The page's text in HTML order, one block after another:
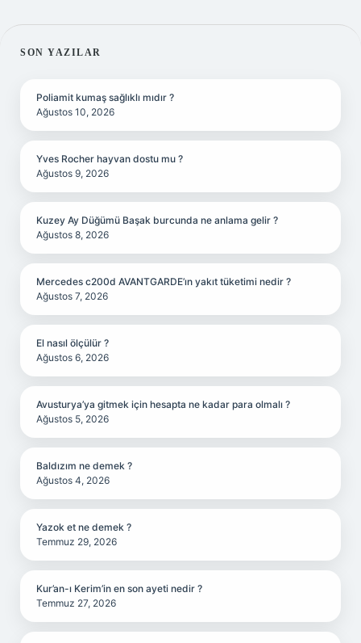
SIDEBAR
SON YAZILAR
Poliamit kumaş sağlıklı mıdır ?
Ağustos 10, 2026
Yves Rocher hayvan dostu mu ?
Ağustos 9, 2026
Kuzey Ay Düğümü Başak burcunda ne anlama gelir ?
Ağustos 8, 2026
Mercedes c200d AVANTGARDE’ın yakıt tüketimi nedir ?
Ağustos 7, 2026
El nasıl ölçülür ?
Ağustos 6, 2026
Avusturya’ya gitmek için hesapta ne kadar para olmalı ?
Ağustos 5, 2026
Baldızım ne demek ?
Ağustos 4, 2026
Yazok et ne demek ?
Temmuz 29, 2026
Kur’an-ı Kerim’in en son ayeti nedir ?
Temmuz 27, 2026